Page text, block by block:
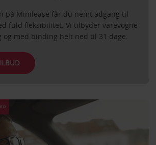
på Minilease får du nemt adgang til
fuld fleksibilitet. Vi tilbyder varevogne
med binding helt ned til 31 dage.